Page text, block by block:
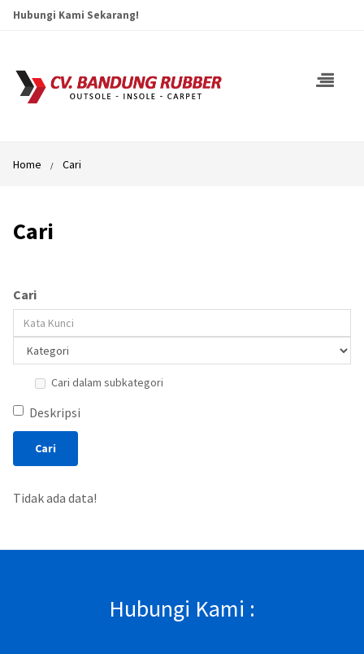
Hubungi Kami Sekarang!
Home Cari
Cari
Cari
Cari dalam subkategori
Deskripsi
Tidak ada data!
Hubungi Kami :